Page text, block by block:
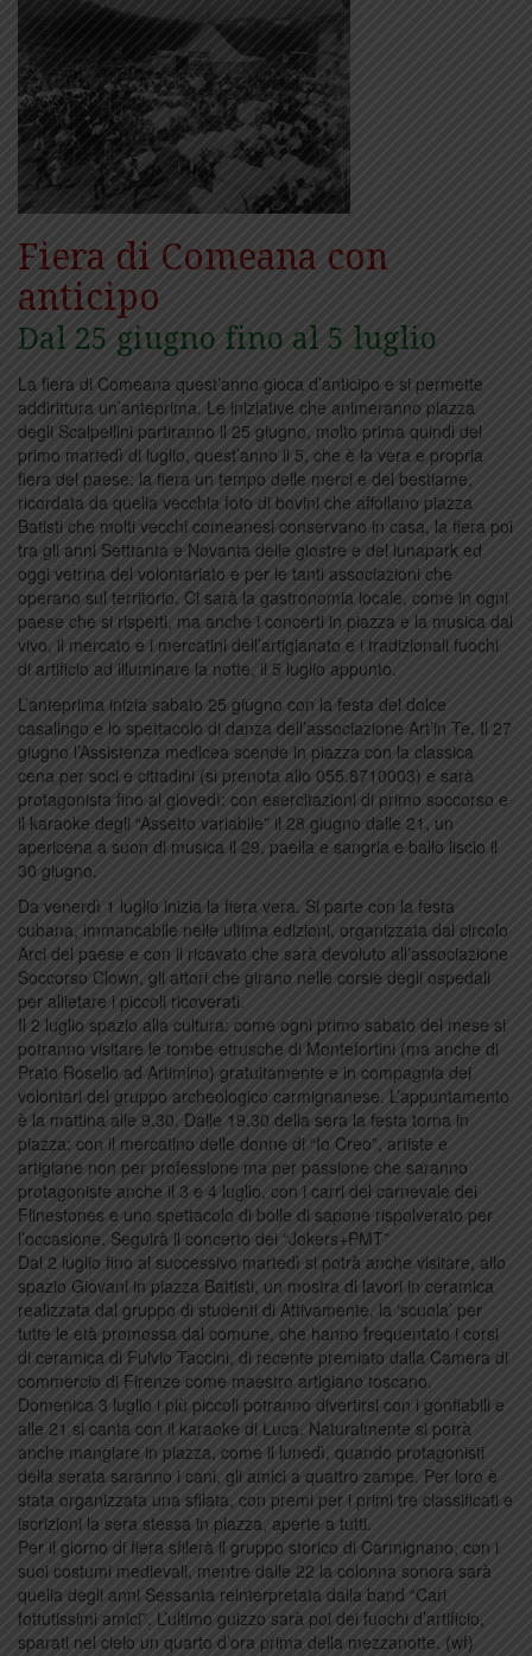
Fiera di Comeana con
anticipo
Dal 25 giugno fino al 5 luglio
La fiera di Comeana quest’anno gioca d’anticipo e si permette
addirittura un’anteprima. Le iniziative che animeranno piazza
degli Scalpellini partiranno il 25 giugno, molto prima quindi del
primo martedì di luglio, quest’anno il 5, che è la vera e propria
fiera del paese: la fiera un tempo delle merci e del bestiame,
ricordata da quella vecchia foto di bovini che affollano piazza
Batisti che molti vecchi comeanesi conservano in casa, la fiera poi
tra gli anni Setttanta e Novanta delle giostre e del lunapark ed
oggi vetrina del volontariato e per le tanti associazioni che
operano sul territorio. Ci sarà la gastronomia locale, come in ogni
paese che si rispetti, ma anche i concerti in piazza e la musica dal
vivo, il mercato e i mercatini dell’artigianato e i tradizionali fuochi
di artificio ad illuminare la notte, il 5 luglio appunto.
L’anteprima inizia sabato 25 giugno con la festa del dolce
casalingo e lo spettacolo di danza dell’associazione Art’in Te. Il 27
giugno l’Assistenza medicea scende in piazza con la classica
cena per soci e cittadini (si prenota allo 055.8710003) e sarà
protagonista fino al giovedì: con esercitazioni di primo soccorso e
il karaoke degli “Assetto variabile” il 28 giugno dalle 21, un
apericena a suon di musica il 29, paella e sangria e ballo liscio il
30 giugno.
Da venerdì 1 luglio inizia la fiera vera. Si parte con la festa
cubana, immancabile nelle ultima edizioni, organizzata dal circolo
Arci del paese e con il ricavato che sarà devoluto all’associazione
Soccorso Clown, gli attori che girano nelle corsie degli ospedali
per allietare i piccoli ricoverati.
Il 2 luglio spazio alla cultura: come ogni primo sabato del mese si
potranno visitare le tombe etrusche di Montefortini (ma anche di
Prato Rosello ad Artimino) gratuitamente e in compagnia dei
volontari del gruppo archeologico carmignanese. L’appuntamento
è la mattina alle 9.30. Dalle 19.30 della sera la festa torna in
piazza: con il mercatino delle donne di “Io Creo”, artiste e
artigiane non per professione ma per passione che saranno
protagoniste anche il 3 e 4 luglio, con i carri del carnevale dei
Flinestones e uno spettacolo di bolle di sapone rispolverato per
l’occasione. Seguirà il concerto dei “Jokers+PMT”
Dal 2 luglio fino al successivo martedì si potrà anche visitare, allo
spazio Giovani in piazza Battisti, un mostra di lavori in ceramica
realizzata dal gruppo di studenti di Attivamente, la ‘scuola’ per
tutte le età promossa dal comune, che hanno frequentato i corsi
di ceramica di Fulvio Taccini, di recente premiato dalla Camera di
commercio di Firenze come maestro artigiano toscano.
Domenica 3 luglio i più piccoli potranno divertirsi con i gonfiabili e
alle 21 si canta con il karaoke di Luca. Naturalmente si potrà
anche mangiare in piazza, come il lunedì, quando protagonisti
della serata saranno i cani, gli amici a quattro zampe. Per loro è
stata organizzata una sfilata, con premi per i primi tre classificati e
iscrizioni la sera stessa in piazza, aperte a tutti.
Per il giorno di fiera sfilerà il gruppo storico di Carmignano, con i
suoi costumi medievali, mentre dalle 22 la colonna sonora sarà
quella degli anni Sessanta reinterpretata dalla band “Cari
fottutissimi amici”. L’ultimo guizzo sarà poi dei fuochi d’artificio,
sparati nel cielo un quarto d’ora prima della mezzanotte. (wf)